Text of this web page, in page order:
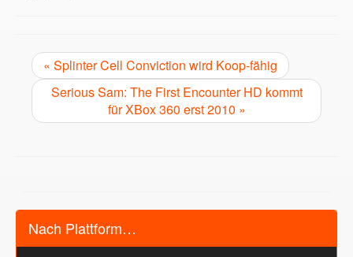
« Splinter Cell Conviction wird Koop-fähig
Serious Sam: The First Encounter HD kommt
für XBox 360 erst 2010 »
Nach Plattform…